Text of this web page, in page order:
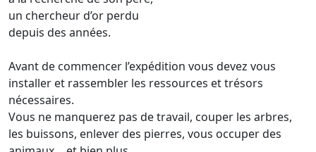
un chercheur d’or perdu
depuis des années.
Avant de commencer l’expédition vous devez vous
installer et rassembler les ressources et trésors
nécessaires.
Vous ne manquerez pas de travail, couper les arbres,
les buissons, enlever des pierres, vous occuper des